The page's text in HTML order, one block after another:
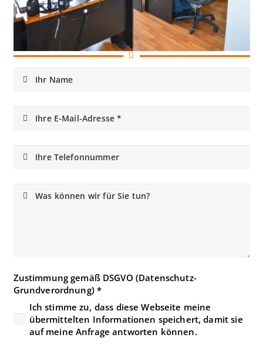
Ihr Name
Ihre E-Mail-Adresse *
Ihre Telefonnummer
Was können wir für Sie tun?
Zustimmung gemäß DSGVO (Datenschutz-
Grundverordnung)*
Ich stimme zu, dass diese Webseite meine
übermittelten Informationen speichert, damit sie
auf meine Anfrage antworten können.